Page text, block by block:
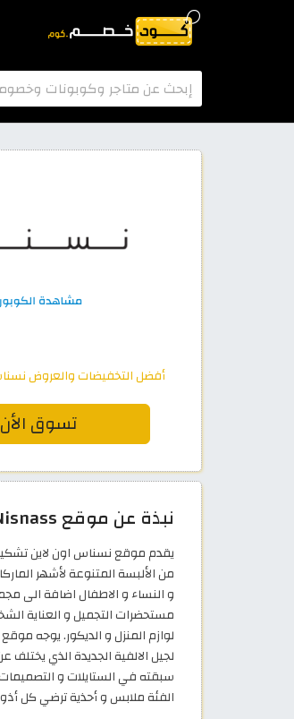
أفضل التخفيضات والعروض
تسوق الأن
نبذة عن موقع Nisnass :
يقدم موقع نسناس اون لاين
من الألبسة المتنوعة لأشهر
و النساء و الاطفال اضافة الى
مستحضرات التجميل و العناية
لوازم المنزل و الديكور. يوجه
لجيل الالفية الجديدة الذي يختلف
سبقته في الستايلات و
الفئة ملابس و أحذية ترضي كل